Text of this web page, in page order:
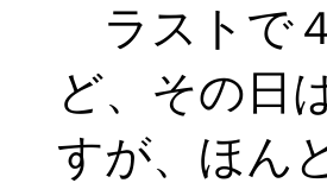
ラストで
ど、その日
すが、ほん